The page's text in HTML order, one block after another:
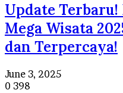
Update
Mega Wisata
dan Terpercaya!
June 3, 2025
0 398